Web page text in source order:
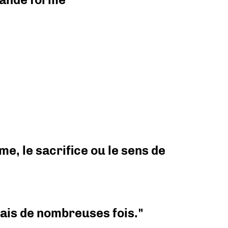
le sacrifice ou le sens de
de nombreuses fois."